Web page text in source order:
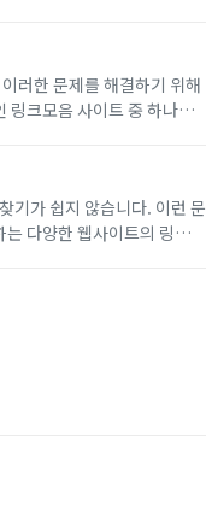
러한 문제를 해결하기 위해
링크모음 사이트 중 하나로
기가 쉽지 않습니다. 이런 문
다양한 웹사이트의 링크를